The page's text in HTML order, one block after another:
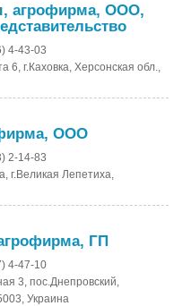
агрофирма, ООО,
4-43-03
6, г.Каховка, Херсонская обл.,
ООО
2-14-83
г.Великая Лепетиха,
ГП
4-47-10
3, пос.Днепровский,
Украина